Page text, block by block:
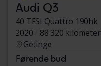
Audi Q3
40 TFSI Quattro 190hk
2020
88 320 kilometer
Getinge
Førende bud